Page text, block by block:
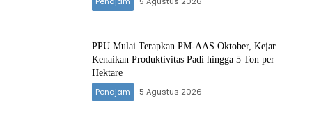
PPU Mulai Terapkan PM-AAS Oktober, Kejar
Kenaikan Produktivitas Padi hingga 5 Ton per
Hektare
Penajam 5 Agustus 2026